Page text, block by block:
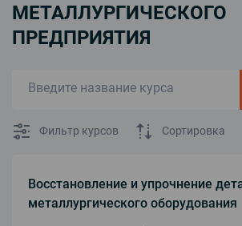
МЕТАЛЛУРГИЧЕСКОГО
ПРЕДПРИЯТИЯ
Фильтр курсов Сортировка
Восстановление и упрочнение
металлургического оборудования